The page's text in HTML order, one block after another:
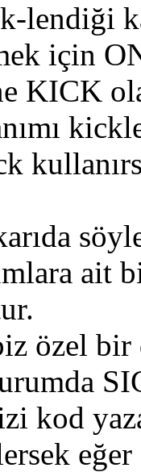
lendiği
için
KICK
ait
özel bir
kod